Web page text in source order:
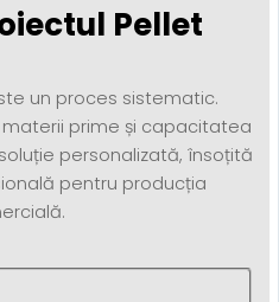
Pellet
un proces sistematic.
prime și capacitatea
personalizată, însoțită
pentru producția